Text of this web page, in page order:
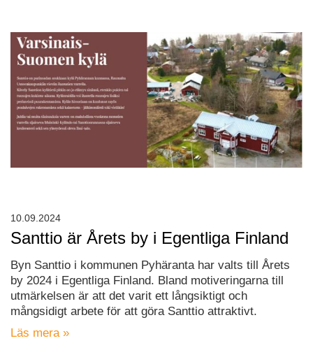
Santtio är Årets by i Egentliga Finland
Byn Santtio i kommunen Pyhäranta har valts till Årets
by 2024 i Egentliga Finland. Bland motiveringarna till
utmärkelsen är att det varit ett långsiktigt och
mångsidigt arbete för att göra Santtio attraktivt.
Läs mera »
10.09.2024